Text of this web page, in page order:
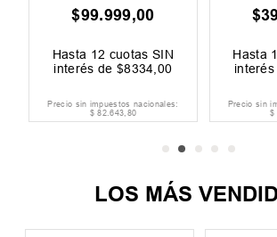
$99.999,00
Hasta 12cuotas SIN
interés de $8334, 00
Precio sin impuestos nacionales:
$ 82.643,80
$39
Hasta
Precio sin
$
LOS MÁS